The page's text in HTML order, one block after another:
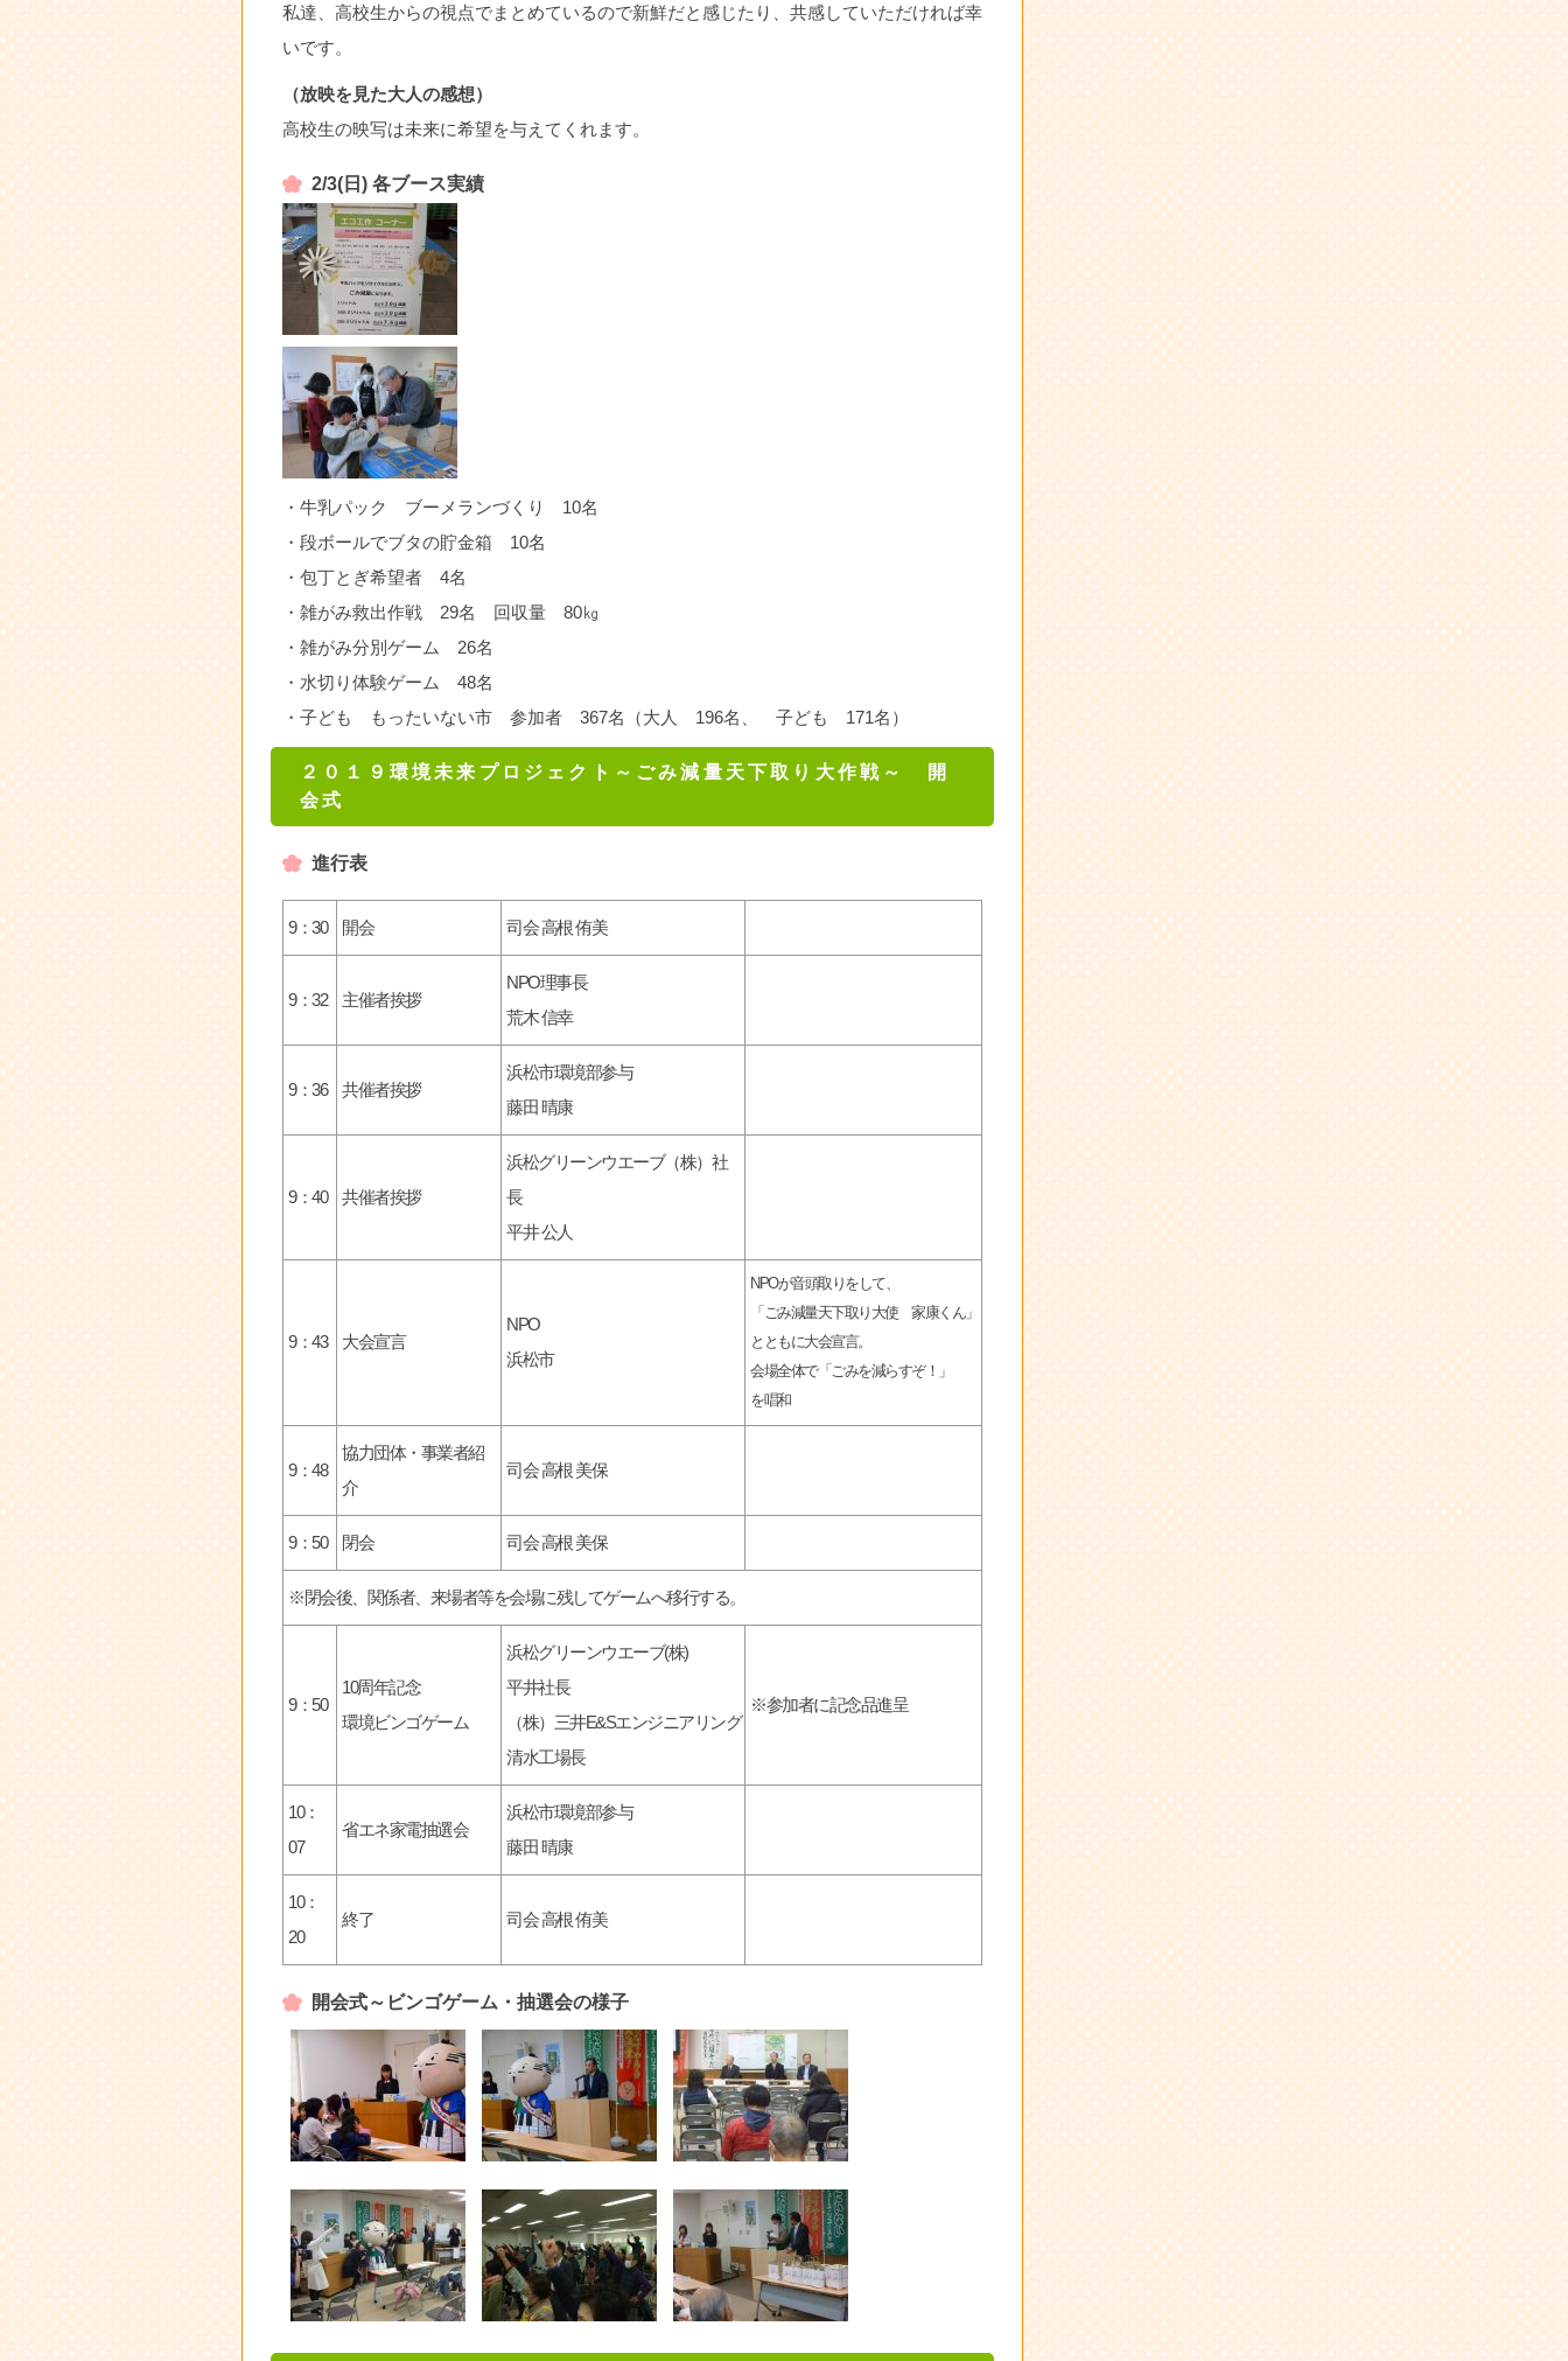
私達、高校生からの視点でまとめているので新鮮だと感じたり、共感していただければ幸
いです。
（放映を見た大人の感想）
高校生の映写は未来に希望を与えてくれます。
2/3(日) 各ブース実績
・牛乳パック ブーメランづくり 10名
・段ボールでブタの貯金箱 10名
・包丁とぎ希望者 4名
・雑がみ救出作戦 29名 回収量 80㎏
・雑がみ分別ゲーム 26名
・水切り体験ゲーム 48名
・子ども もったいない市 参加者 367名（大人 196名、 子ども 171名）
２０１９環境未来プロジェクト～ごみ減量天下取り大作戦～ 開
会式
進行表
9：30 開会 司会 高根 侑美
9：32 主催者挨拶
NPO理事長
荒木 信幸
9：36 共催者挨拶
浜松市環境部参与
藤田 晴康
9：40 共催者挨拶
浜松グリーンウエーブ（株）社
長
平井 公人
9：43 大会宣言
NPO
浜松市
NPOが音頭取りをして、
「ごみ減量天下取り大使 家康くん」
とともに大会宣言。
会場全体で「ごみを減らすぞ！」
を唱和
9：48
協力団体・事業者紹
介
司会 高根 美保
9：50 閉会 司会 高根 美保
※閉会後、関係者、来場者等を会場に残してゲームへ移行する。
9：50
10周年記念
環境ビンゴゲーム
浜松グリーンウエーブ(株)
平井社長
（株）三井E&Sエンジニアリング
清水工場長
※参加者に記念品進呈
10：
07
省エネ家電抽選会
浜松市環境部参与
藤田 晴康
10：
20
終了 司会 高根 侑美
開会式～ビンゴゲーム・抽選会の様子